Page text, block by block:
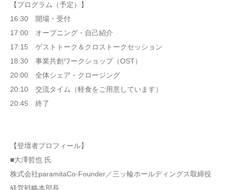
【プログラム（予定）】
16:30 開場・受付
17:00 オープニング・自己紹介
17:15 ゲストトーク＆クロストークセッション
18:30 事業共創ワークショップ（OST）
20:00 全体シェア・クロージング
20:10 交流タイム（軽食をご用意しています）
20:45 終了
【登壇者プロフィール】
■大澤哲也 氏
株式会社paramitaCo-Founder／三ッ輪ホールディングス取締役
経営戦略本部長